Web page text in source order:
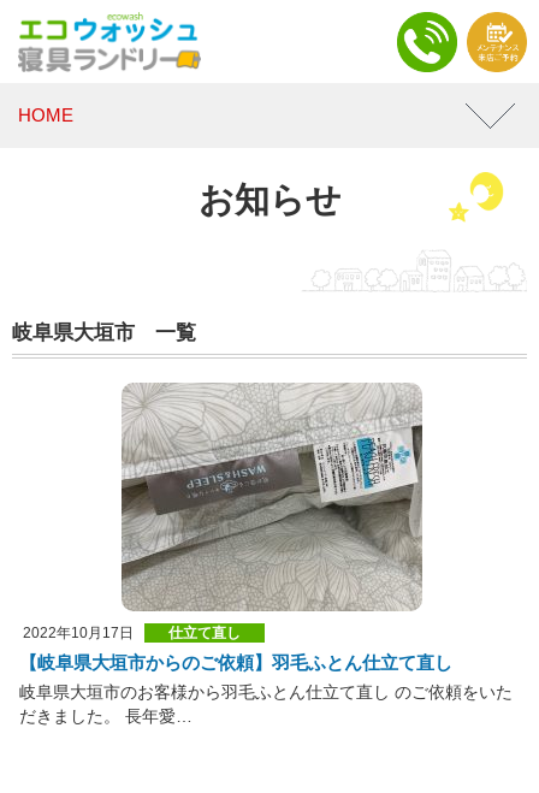
HOME
お知らせ
岐阜県大垣市 一覧
2022年10月17日 仕立て直し
【岐阜県大垣市からのご依頼】羽毛ふとん仕立て直し
岐阜県大垣市のお客様から羽毛ふとん仕立て直し のご依頼をいた
だきました。 長年愛…